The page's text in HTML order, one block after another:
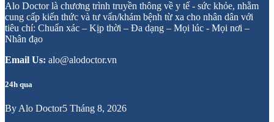
Alo Doctor là chương trình truyền thông về y tế - sức khỏe, nhằm
cung cấp kiến thức và tư vấn/khám bệnh từ xa cho nhân dân với
tiêu chí: Chuẩn xác – Kịp thời – Đa dạng – Mọi lúc - Mọi nơi –
Nhân đạo
Email Us: alo@alodoctor.vn
24h qua
By Alo Doctor5 Tháng 8, 2026